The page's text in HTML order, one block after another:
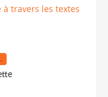
à travers les textes